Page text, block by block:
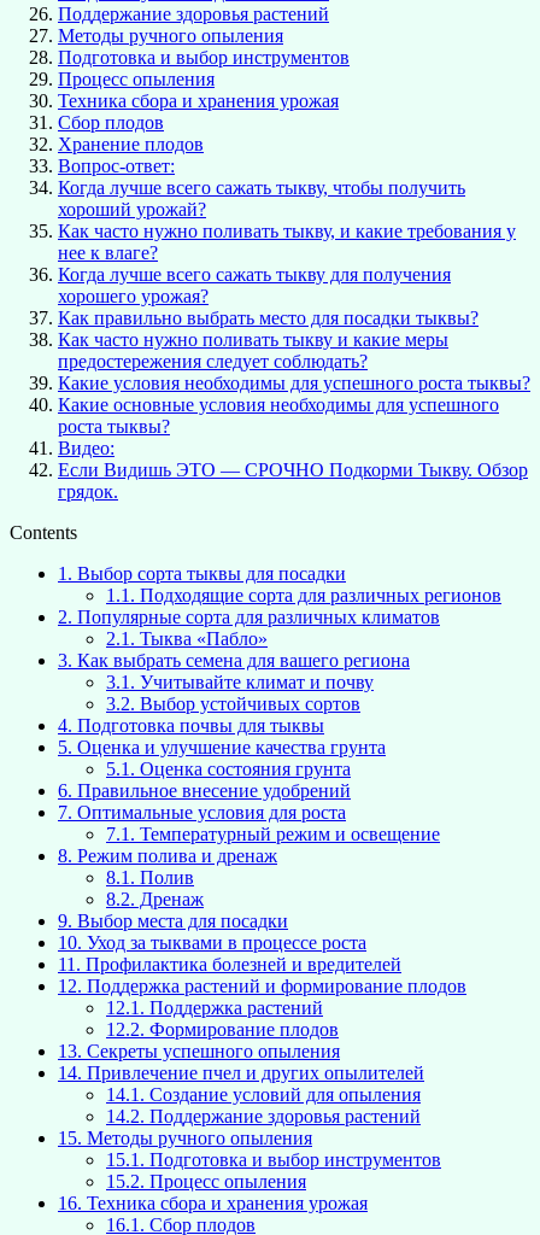
Поддержание здоровья растений
Методы ручного опыления
Подготовка и выбор инструментов
Процесс опыления
Техника сбора и хранения урожая
Сбор плодов
Хранение плодов
Вопрос-ответ:
Когда лучше всего сажать тыкву, чтобы получить
хороший урожай?
Как часто нужно поливать тыкву, и какие требования у
нее к влаге?
Когда лучше всего сажать тыкву для получения
хорошего урожая?
Как правильно выбрать место для посадки тыквы?
Как часто нужно поливать тыкву и какие меры
предостережения следует соблюдать?
Какие условия необходимы для успешного роста тыквы?
Какие основные условия необходимы для успешного
роста тыквы?
Видео:
Если Видишь ЭТО — СРОЧНО Подкорми Тыкву. Обзор
грядок.
Contents
1. Выбор сорта тыквы для посадки
1.1. Подходящие сорта для различных регионов
2. Популярные сорта для различных климатов
2.1. Тыква «Пабло»
3. Как выбрать семена для вашего региона
3.1. Учитывайте климат и почву
3.2. Выбор устойчивых сортов
4. Подготовка почвы для тыквы
5. Оценка и улучшение качества грунта
5.1. Оценка состояния грунта
6. Правильное внесение удобрений
7. Оптимальные условия для роста
7.1. Температурный режим и освещение
8. Режим полива и дренаж
8.1. Полив
8.2. Дренаж
9. Выбор места для посадки
10. Уход за тыквами в процессе роста
11. Профилактика болезней и вредителей
12. Поддержка растений и формирование плодов
12.1. Поддержка растений
12.2. Формирование плодов
13. Секреты успешного опыления
14. Привлечение пчел и других опылителей
14.1. Создание условий для опыления
14.2. Поддержание здоровья растений
15. Методы ручного опыления
15.1. Подготовка и выбор инструментов
15.2. Процесс опыления
16. Техника сбора и хранения урожая
16.1. Сбор плодов